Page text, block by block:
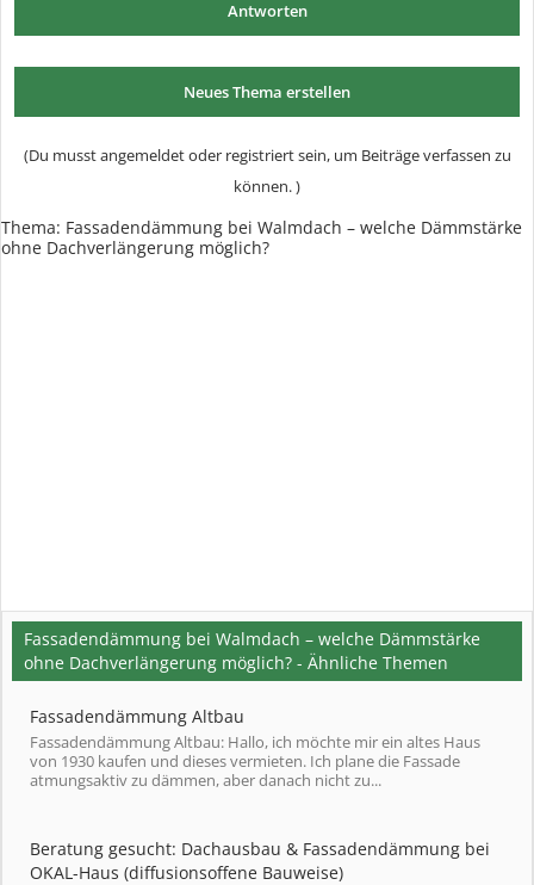
Antworten
Neues Thema erstellen
(Du musst angemeldet oder registriert sein, um Beiträge verfassen zu
können. )
Thema: Fassadendämmung bei Walmdach – welche Dämmstärke
ohne Dachverlängerung möglich?
Fassadendämmung bei Walmdach – welche Dämmstärke
ohne Dachverlängerung möglich? - Ähnliche Themen
Fassadendämmung Altbau
Fassadendämmung Altbau: Hallo, ich möchte mir ein altes Haus
von 1930 kaufen und dieses vermieten. Ich plane die Fassade
atmungsaktiv zu dämmen, aber danach nicht zu...
Beratung gesucht: Dachausbau & Fassadendämmung bei
OKAL-Haus (diffusionsoffene Bauweise)